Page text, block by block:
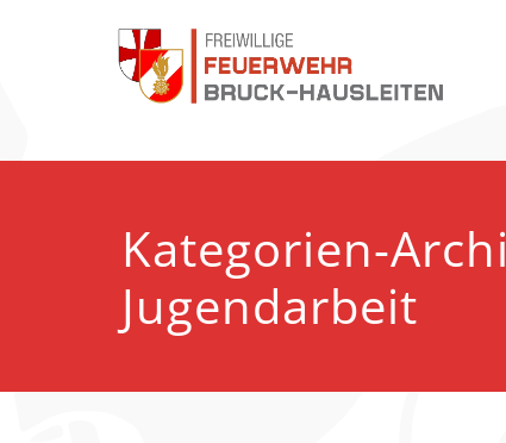
FF Bruck-Hausleiten
Kategorien-
Jugendarbeit